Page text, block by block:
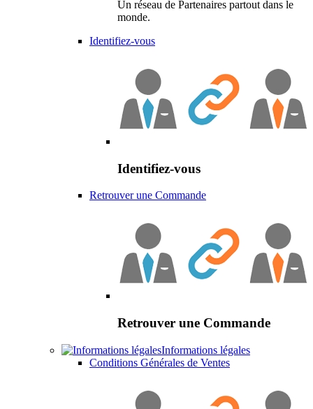
Un réseau de Partenaires partout dans le
monde.
Identifiez-vous
Identifiez-vous
Retrouver une Commande
Retrouver une Commande
Informations légales
Conditions Générales de Ventes